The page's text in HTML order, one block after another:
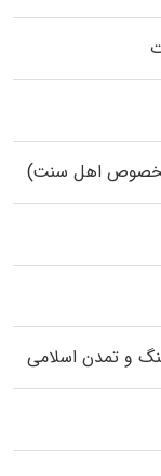
(مخصوص اهل سنت)
و تمدن اسلامی